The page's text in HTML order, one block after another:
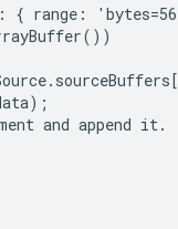
{ range:
and append it.